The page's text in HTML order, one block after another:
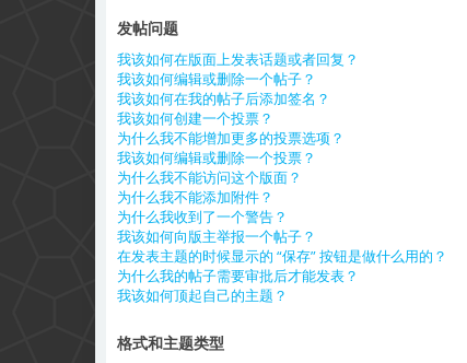
发帖问题
我该如何在版面上发表话题或者回复？
我该如何编辑或删除一个帖子？
我该如何在我的帖子后添加签名？
我该如何创建一个投票？
为什么我不能增加更多的投票选项？
我该如何编辑或删除一个投票？
为什么我不能访问这个版面？
为什么我不能添加附件？
为什么我收到了一个警告？
我该如何向版主举报一个帖子？
在发表主题的时候显示的 “保存” 按钮是做什么用的？
为什么我的帖子需要审批后才能发表？
我该如何顶起自己的主题？
格式和主题类型